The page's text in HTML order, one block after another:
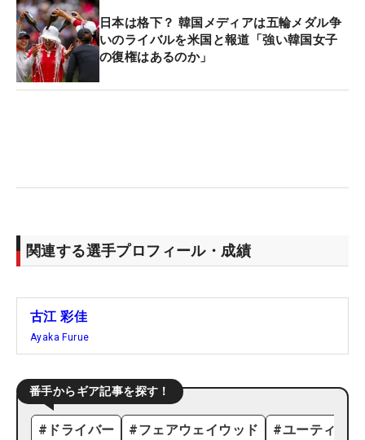
日本は格下？ 韓国メディアは五輪メダル争
いのライバルを米国と報道「強い韓国女子
の復権はあるのか」
関連する選手プロフィール・成績
古江 彩佳
Ayaka Furue
番手からギア記事を探す！
# ドライバー #フェアウェイウッド #ユーティリ